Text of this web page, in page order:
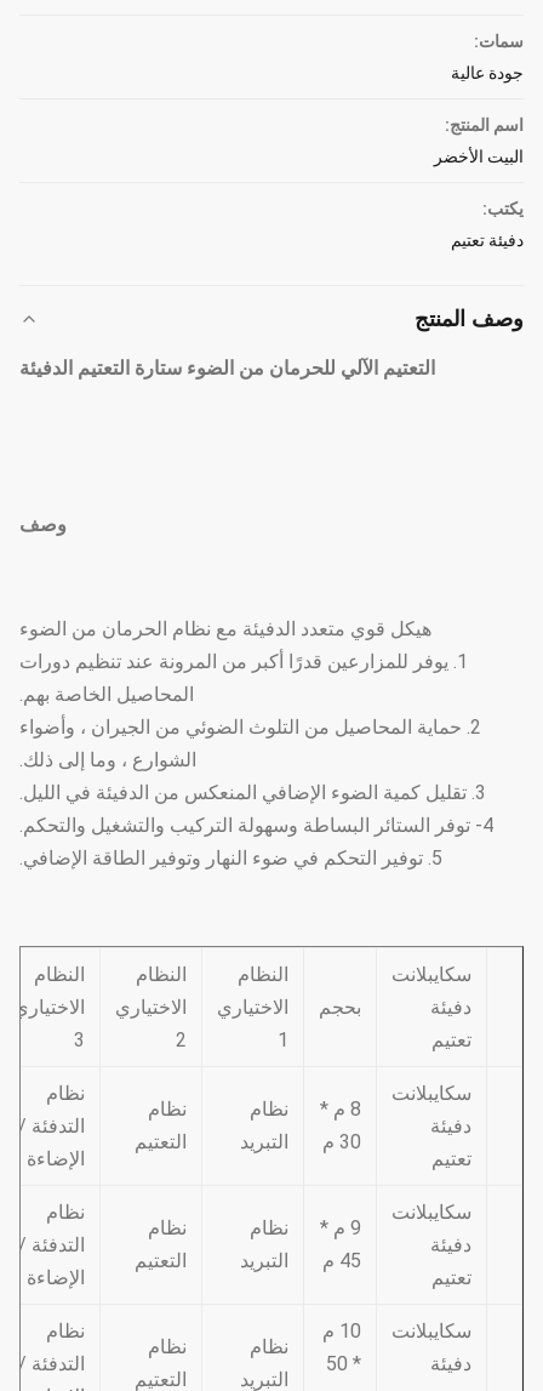
سمات:
جودة عالية
اسم المنتج:
البيت الأخضر
يكتب:
دفيئة تعتيم
وصف المنتج
التعتيم الآلي للحرمان من الضوء ستارة التعتيم الدفيئة
وصف
هيكل قوي متعدد الدفيئة مع نظام الحرمان من الضوء
1. يوفر للمزارعين قدرًا أكبر من المرونة عند تنظيم دورات
المحاصيل الخاصة بهم.
2. حماية المحاصيل من التلوث الضوئي من الجيران ، وأضواء
الشوارع ، وما إلى ذلك.
3. تقليل كمية الضوء الإضافي المنعكس من الدفيئة في الليل.
4- توفر الستائر البساطة وسهولة التركيب والتشغيل والتحكم.
5. توفير التحكم في ضوء النهار وتوفير الطاقة الإضافي.
سكايبلانت
دفيئة
تعتيم
بحجم
النظام
الاختياري
1
النظام
الاختياري
2
النظام
الاختياري
3
سكايبلانت
دفيئة
تعتيم
8 م *
30 م
نظام
التبريد
نظام
التعتيم
نظام
التدفئة /
الإضاءة
سكايبلانت
دفيئة
تعتيم
9 م *
45 م
نظام
التبريد
نظام
التعتيم
نظام
التدفئة /
الإضاءة
سكايبلانت
دفيئة
10 م
* 50
نظام
التبريد
نظام
التعتيم
نظام
التدفئة /